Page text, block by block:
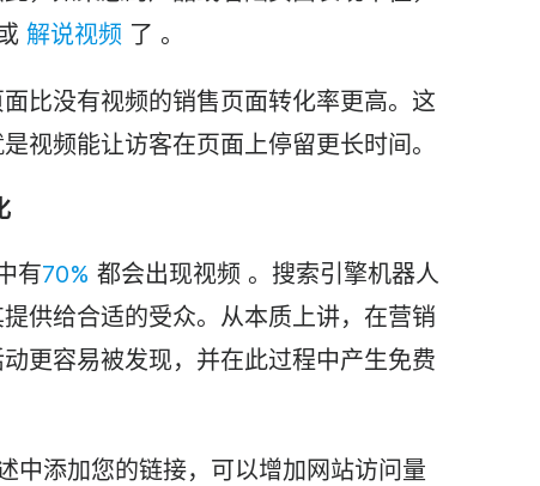
解说视频 了 。
比没有视频的销售页面转化率更高。这
视频能让访客在页面上停留更长时间。
有70% 都会出现视频 。搜索引擎机器人
供给合适的受众。从本质上讲，在营销
更容易被发现，并在此过程中产生免费
中添加您的链接，可以增加网站访问量